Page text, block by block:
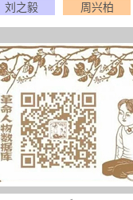
刘之毅 周兴柏